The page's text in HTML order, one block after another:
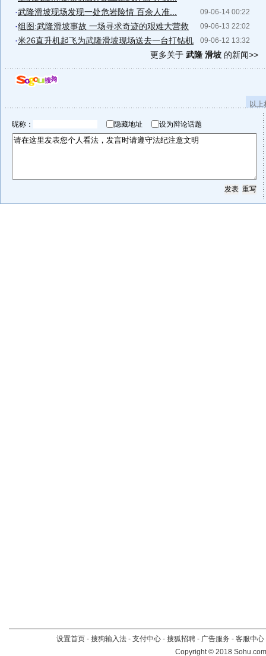
09-06-14 00:22
·武隆滑坡现场发现一处危岩险情 百余人准...
09-06-13 22:02
·组图:武隆滑坡事故 一场寻求奇迹的艰难大营救
09-06-12 13:32
·米26直升机起飞为武隆滑坡现场送去一台打钻机
更多关于 武隆 滑坡 的新闻>>
以
昵称： 隐藏地址 设为辩论话题
设置首页 - 搜狗输入法 - 支付中心 - 搜狐招聘 - 广告服务 - 客服中心
Copyright©2018